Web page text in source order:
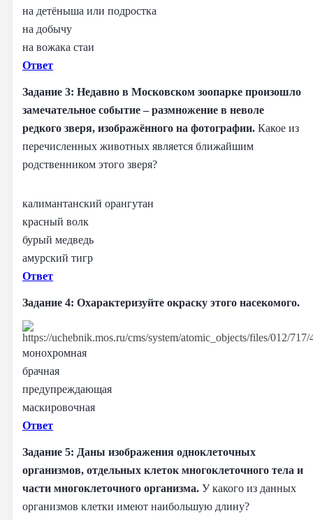
на детёныша или подростка
на добычу
на вожака стаи
Ответ
Задание 3: Недавно в Московском зоопарке произошло
замечательное событие – размножение в неволе
редкого зверя, изображённого на фотографии. Какое из
перечисленных животных является ближайшим
родственником этого зверя?
калимантанский орангутан
красный волк
бурый медведь
амурский тигр
Ответ
Задание 4: Охарактеризуйте окраску этого насекомого.
монохромная
брачная
предупреждающая
маскировочная
Ответ
Задание 5: Даны изображения одноклеточных
организмов, отдельных клеток многоклеточного тела и
части многоклеточного организма. У какого из данных
организмов клетки имеют наибольшую длину?